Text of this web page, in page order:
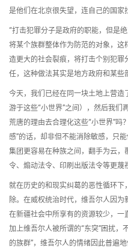
是他们在北京很失望，连自己的国家
“打击犯罪分子是政府的职能，但是
将某个族群整体作为防范的对象，这
造更大的社会裂痕，将打击个别犯
任，这种做法其实是地方政府和某些
今天，我们已经在同一块土地上营造
游于这些“小世界”之间），然后我们
荒唐的理由去合理化这些“小世界”吗
感”的话，却非但不能消除敏感，只
集团更容易在种族之间，翻手为云
令、煽动法令、印刷出版法令等更蔑
就在历史的和现实纠葛的恶性循环
除。在威权统治时代，维吾尔人因
在新疆社会中所享有的资源较少，一
加上维吾尔人被所谓的“东突”困扰，
的族群”，维吾尔人的情绪因此普遍